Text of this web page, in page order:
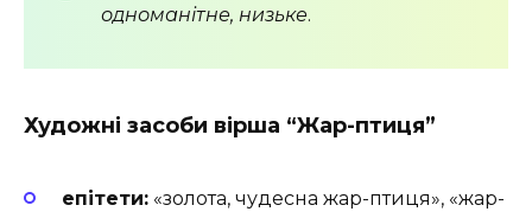
одноманітне, низьке.
Художні засоби вірша “Жар-птиця”
епітети: «золота, чудесна жар-птиця», «жар-